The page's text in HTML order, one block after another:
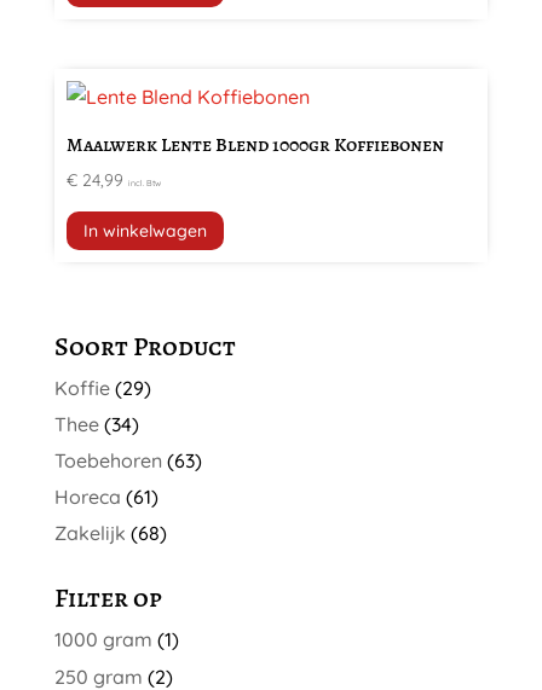
Maalwerk Lente Blend 1000gr Koffiebonen
€24,99 incl. Btw
In winkelwagen
Soort Product
Koffie (29)
Thee (34)
Toebehoren (63)
Horeca (61)
Zakelijk (68)
Filter op
1000 gram (1)
250 gram (2)